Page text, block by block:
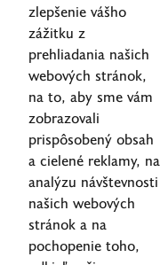
zlepšenie vášho
zážitku z
prehliadania našich
webových stránok,
na to, aby sme vám
zobrazovali
prispôsobený obsah
a cielené reklamy, na
analýzu návštevnosti
našich webových
stránok a na
pochopenie toho,
Helpdesk
+421 2 59 499 499
helpdesk@alison-group.sk